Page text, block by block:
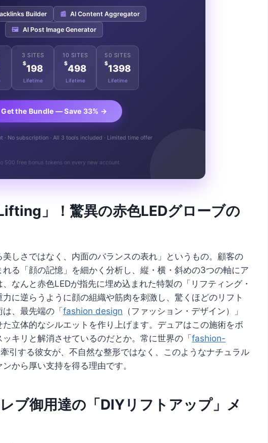
Builder 📰 AI Content Aggregator
🖼️ AI Post Image Generator
3 SITES
$198
Lifetime
10 SITES
$498
Lifetime
50 SITES
$1398
Lifetime
Get the Bundle — Save 33% →
· No subscription · All 3 tools included · Limited time offer
500 free bonus tokens on every new account
」！驚異の赤色LEDグローブの
しさではなく、内面のバランスの表れ」というもの。顧客の
る「顔の記憶」を細かく分析し、縦・横・斜めの3つの軸にア
なんと赤色LEDが指先に埋め込まれた特製の「リフティング・
に逆らうように顔の組織や筋肉を刺激し、驚くほどのリフト
、最先端の「fashion design （ファッション・デザイン）」
立体的なシルエットを作り上げます。デュアはこの施術をボ
キリと解消させているのだとか。常に世界の「fashion-
引する彼女が、不自然な整形ではなく、このようなナチュラル
から厚い支持を得る理由です。
ブ御用達の「DIYリフトアップ」メ